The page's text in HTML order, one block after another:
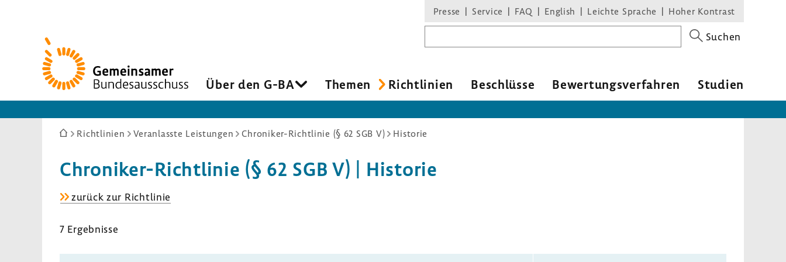
Zur
Startseite
Presse Service FAQ English Leichte Sprache Hoher Kontrast
Suchen
Über den G-BA Themen Richt­li­nien Beschlüsse Bewer­tungs­ver­fahren Studien
Sie
hier:
Richtlinien Veranlasste Leistungen Chroniker-Richtlinie (§ 62 SGB V) Historie
Chroniker-​Richtlinie (§ 62 SGB V) | Historie
zurück zur Richt­linie
SGB
7 Ergeb­nisse